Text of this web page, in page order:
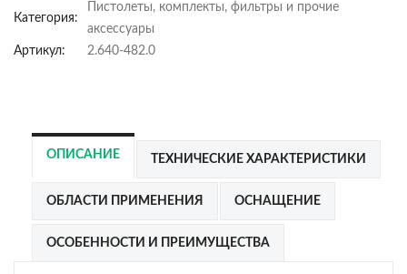
Категория:
Пистолеты, комплекты, фильтры и прочие
аксессуары
Артикул:
2.640-482.0
ОПИСАНИЕ ТЕХНИЧЕСКИЕ ХАРАКТЕРИСТИКИ
ОБЛАСТИ ПРИМЕНЕНИЯ ОСНАЩЕНИЕ
ОСОБЕННОСТИ И ПРЕИМУЩЕСТВА